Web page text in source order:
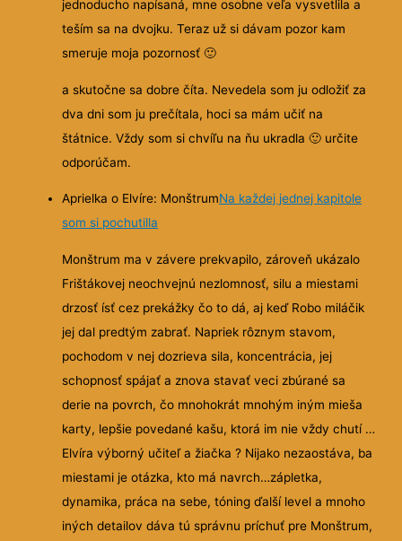
jednoducho napísaná, mne osobne veľa vysvetlila a
teším sa na dvojku. Teraz už si dávam pozor kam
smeruje moja pozornosť🙂
a skutočne sa dobre číta. Nevedela som ju odložiť za
dva dni som ju prečítala, hoci sa mám učiť na
štátnice. Vždy som si chvíľu na ňu ukradla🙂 určite
odporúčam.
Aprielka o Elvíre: MonštrumNa každej jednej kapitole
som si pochutilla
Monštrum ma v závere prekvapilo, zároveň ukázalo
Frištákovej neochvejnú nezlomnosť, silu a miestami
drzosť ísť cez prekážky čo to dá, aj keď Robo miláčik
jej dal predtým zabrať. Napriek rôznym stavom,
pochodom v nej dozrieva sila, koncentrácia, jej
schopnosť spájať a znova stavať veci zbúrané sa
derie na povrch, čo mnohokrát mnohým iným mieša
karty, lepšie povedané kašu, ktorá im nie vždy chutí …
Elvíra výborný učiteľ a žiačka ? Nijako nezaostáva, ba
miestami je otázka, kto má navrch…zápletka,
dynamika, práca na sebe, tóning ďalší level a mnoho
iných detailov dáva tú správnu príchuť pre Monštrum,